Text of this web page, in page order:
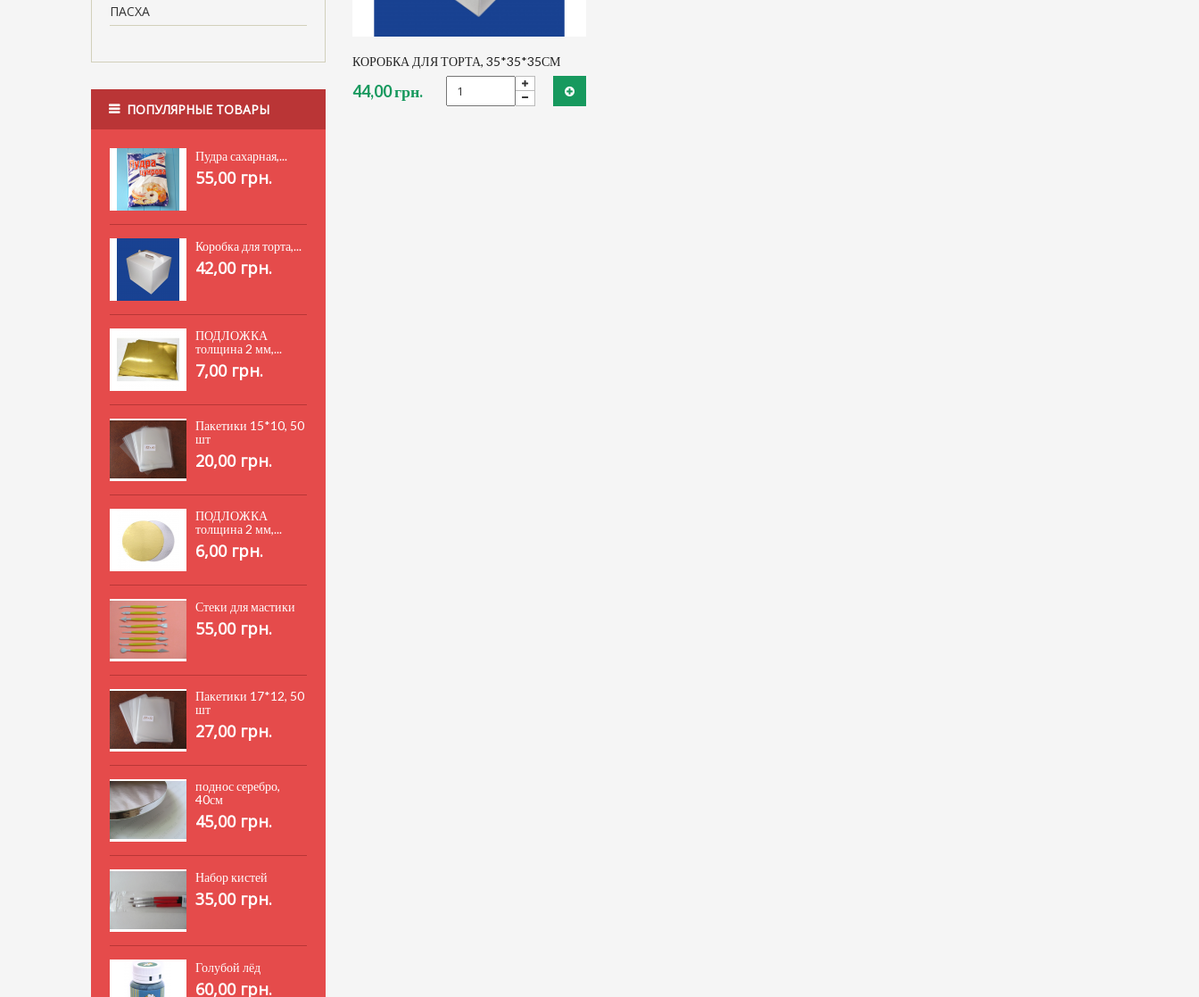
ПАСХА
ПОПУЛЯРНЫЕ ТОВАРЫ
Пудра сахарная,...
55,00 грн.
Коробка для торта,...
42,00 грн.
ПОДЛОЖКА
толщина 2 мм,...
7,00 грн.
Пакетики 15*10, 50
шт
20,00 грн.
ПОДЛОЖКА
толщина 2 мм,...
6,00 грн.
Стеки для мастики
55,00 грн.
Пакетики 17*12, 50
шт
27,00 грн.
поднос серебро,
40см
45,00 грн.
Набор кистей
35,00 грн.
Голубой лёд
60,00 грн.
КОРОБКА ДЛЯ ТОРТА, 35*35*35СМ
44,00 грн.